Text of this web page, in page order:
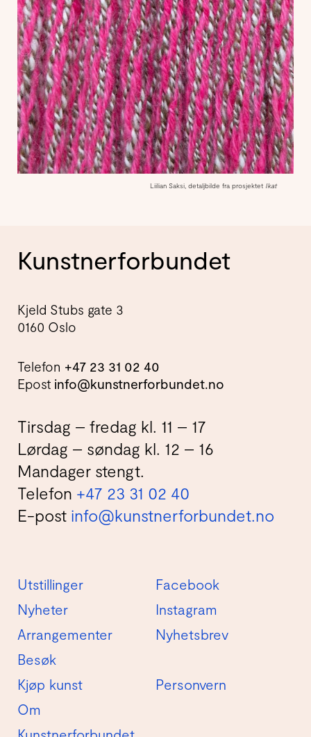
Liilian Saksi, detaljbilde fra prosjektet Ikat
Kunstnerforbundet
Kjeld Stubs gate 3
0160 Oslo
Telefon +47 23 31 02 40
Epost info@kunstnerforbundet.no
Tirsdag – fredag kl. 11 – 17
Lørdag – søndag kl. 12 – 16
Mandager stengt.
Telefon +47 23 31 02 40
E-post info@kunstnerforbundet.no
Utstillinger
Nyheter
Arrangementer
Besøk
Kjøp kunst
Om
Facebook
Instagram
Nyhetsbrev
Personvern